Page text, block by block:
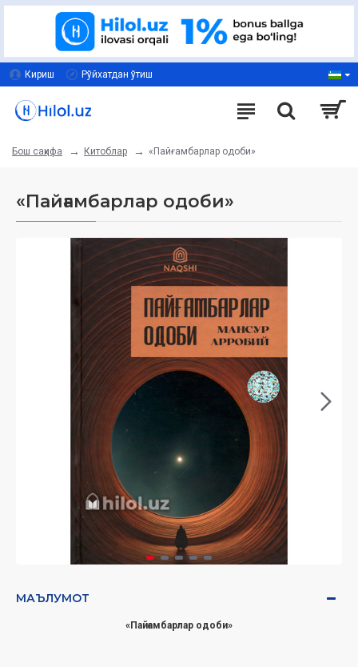
Кириш Рўйхатдан ўтиш
Бош саҳифа Китоблар «Пайғамбарлар одоби»
«Пайғамбарлар одоби»
МАЪЛУМОТ
«Пайғамбарлар одоби»